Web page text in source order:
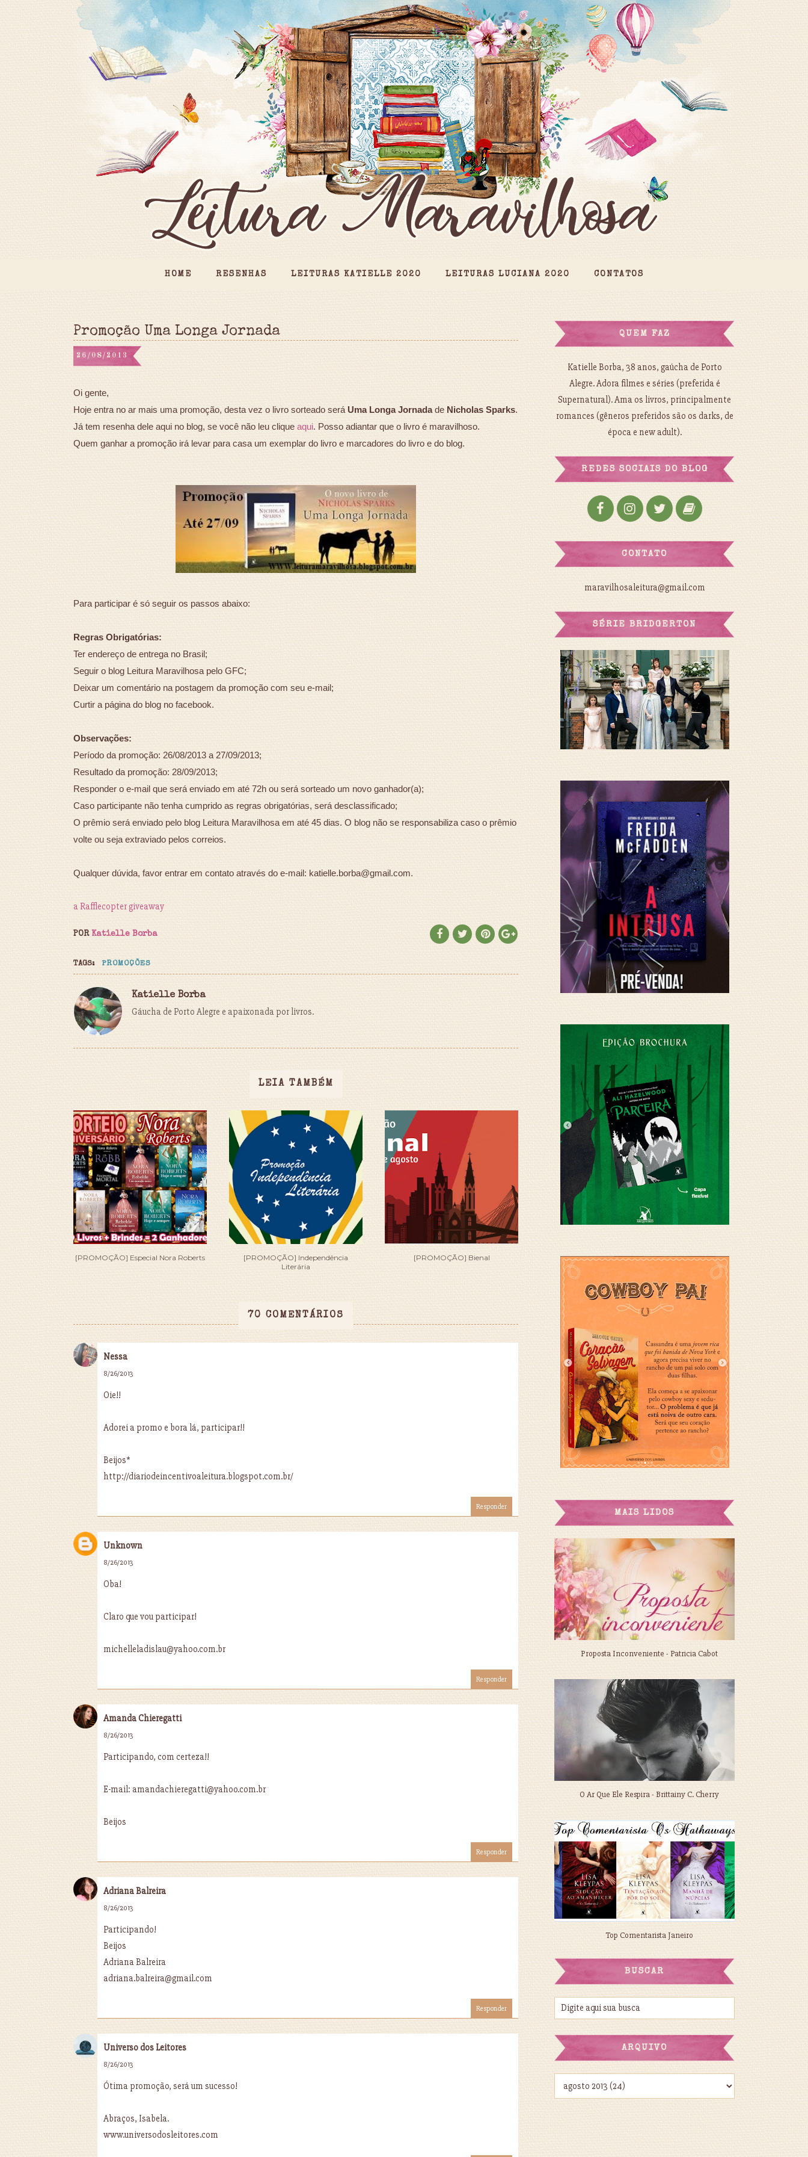
HOME RESENHAS LEITURAS KATIELLE 2020 LEITURAS LUCIANA 2020 CONTATOS
Promoção Uma Longa Jornada
26/08/2013
Oi gente,
Hoje entra no ar mais uma promoção, desta vez o livro sorteado seráUma Longa Jornadade Nicholas Sparks.
Já tem resenha dele aqui no blog, se você não leu cliqueaqui. Posso adiantar que o livro é maravilhoso.
Quem ganhar a promoção irá levar para casa um exemplar do livro e marcadores do livro e do blog.
Para participar é só seguir os passos abaixo:
Regras Obrigatórias:
Ter endereço de entrega no Brasil;
Seguir o blog Leitura Maravilhosa pelo GFC;
Deixar um comentário na postagem da promoção com seu e-mail;
Curtir a página do blog no facebook.
Observações:
Período da promoção: 26/08/2013 a 27/09/2013;
Resultado da promoção: 28/09/2013;
Responder o e-mail que será enviado em até 72h ou será sorteado um novo ganhador(a);
Caso participante não tenha cumprido as regras obrigatórias, será desclassificado;
O prêmio será enviado pelo blog Leitura Maravilhosa em até 45 dias. O blog não se responsabiliza caso o prêmio
volte ou seja extraviado pelos correios.
Qualquer dúvida, favor entrar em contato através do e-mail: katielle.borba@gmail.com.
a Rafflecopter giveaway
POR Katielle Borba
TAGS: PROMOÇÕES
Katielle Borba
Gáucha de Porto Alegre e apaixonada por livros.
LEIA TAMBÉM
[PROMOÇÃO] Especial Nora Roberts
[PROMOÇÃO] Independência
Literária
[PROMOÇÃO] Bienal
70 COMENTÁRIOS
Nessa
8/26/2013
Oie!!
Adorei a promo e bora lá, participar!!
Beijos*
http://diariodeincentivoaleitura.blogspot.com.br/
Responder
Unknown
8/26/2013
Oba!
Claro que vou participar!
michelleladislau@yahoo.com.br
Responder
Amanda Chieregatti
8/26/2013
Participando, com certeza!!
E-mail: amandachieregatti@yahoo.com.br
Beijos
Responder
Adriana Balreira
8/26/2013
Participando!
Beijos
Adriana Balreira
adriana.balreira@gmail.com
Responder
Universo dos Leitores
8/26/2013
Ótima promoção, será um sucesso!
Abraços, Isabela.
www.universodosleitores.com
QUEM FAZ
Katielle Borba, 38 anos, gaúcha de Porto
Alegre. Adora filmes e séries (preferida é
Supernatural). Ama os livros, principalmente
romances (gêneros preferidos são os darks, de
época e new adult).
REDES SOCIAIS DO BLOG
CONTATO
maravilhosaleitura@gmail.com
SÉRIE BRIDGERTON
MAIS LIDOS
Proposta Inconveniente - Patricia Cabot
O Ar Que Ele Respira - Brittainy C. Cherry
Top Comentarista Janeiro
BUSCAR
ARQUIVO